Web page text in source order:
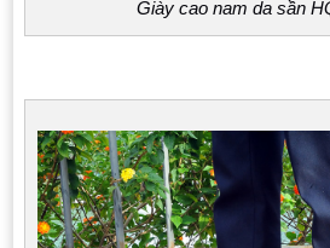
Giày cao nam da sần